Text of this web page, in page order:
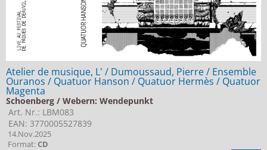
Atelier de musique, L' / Dumoussaud, Pierre / Ensemble
Ouranos / Quatuor Hanson / Quatuor Hermès / Quatuor
Magenta
Schoenberg / Webern: Wendepunkt
Art. Nr.: LBM083
EAN: 3770005527839
14.Nov.2025
Format:CD